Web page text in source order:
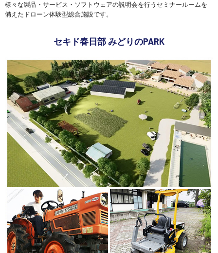
様々な製品・サービス・ソフトウェアの説明会を行うセミナールームを
備えたドローン体験型総合施設です。
セキド春日部 みどりのPARK